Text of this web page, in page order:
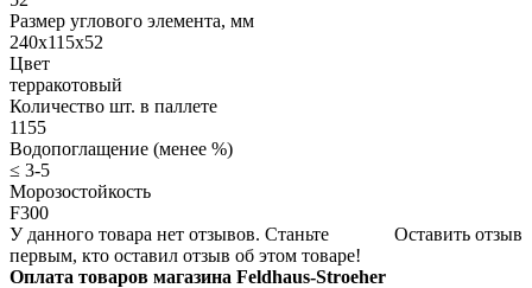
Размер углового элемента, мм
240x115x52
Цвет
терракотовый
Количество шт. в паллете
1155
Водопоглащение (менее %)
≤ 3-5
Морозостойкость
F300
Оставить отзыв
У данного товара нет отзывов. Станьте
первым, кто оставил отзыв об этом товаре!
Оплата товаров магазина Feldhaus-Stroeher